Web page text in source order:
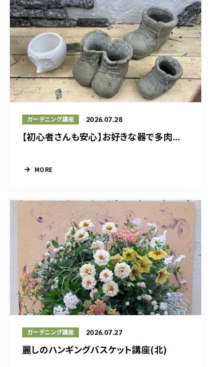
ガーデニング講座 2026.07.28
【初心者さんも安心】お好きな器で多肉...
MORE
ガーデニング講座 2026.07.27
麗しのハンギングバスケット講座(北)